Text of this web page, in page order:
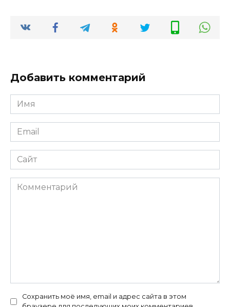
Добавить комментарий
Имя
*
Email
*
Сайт
Комментарий
Сохранить моё имя, email и адрес сайта в этом